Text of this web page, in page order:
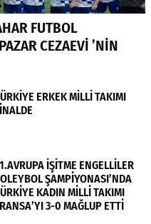
FUTBOL
CEZAEVİ ’NİN
ERKEK MİLLİ TAKIMI
İŞİTME ENGELLİLER
ŞAMPİYONASI’NDA
KADIN MİLLİ TAKIMI
3-0 MAĞLUP ETTİ